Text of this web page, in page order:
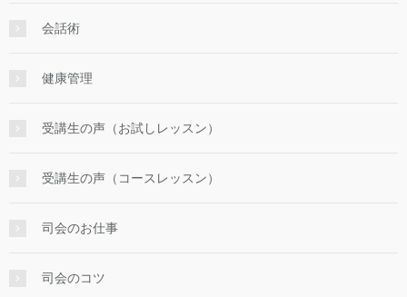
会話術
健康管理
受講生の声（お試しレッスン）
受講生の声（コースレッスン）
司会のお仕事
司会のコツ